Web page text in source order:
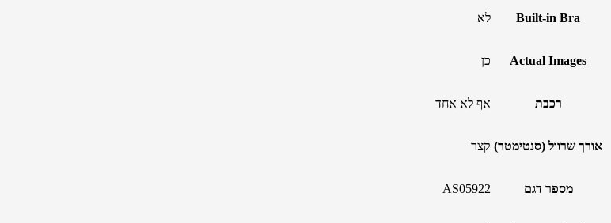
Built-in Bra לא
Actual Images כן
רכבת אף לא אחד
אורך שרוול (סנטימטר) קצר
מספר דגם AS05922